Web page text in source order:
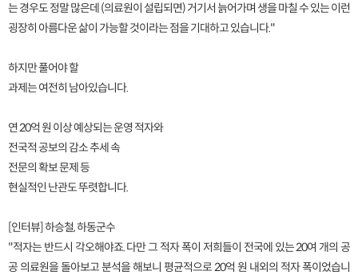
는 경우도 정말 많은데 (의료원이 설립되면) 거기서 늙어가며 생을 마칠 수 있는 이런
굉장히 아름다운 삶이 가능할 것이라는 점을 기대하고 있습니다."
하지만 풀어야 할
과제는 여전히 남아있습니다.
연 20억 원 이상 예상되는 운영 적자와
전국적 공보의 감소 추세 속
전문의 확보 문제 등
현실적인 난관도 뚜렷합니다.
[인터뷰] 하승철, 하동군수
"적자는 반드시 각오해야죠. 다만 그 적자 폭이 저희들이 전국에 있는 20여 개의 공
공 의료원을 돌아보고 분석을 해보니 평균적으로 20억 원 내외의 적자 폭이었습니